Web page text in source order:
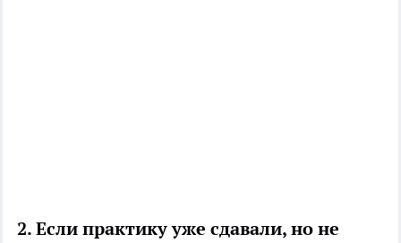
2. Если практику уже сдавали, но не